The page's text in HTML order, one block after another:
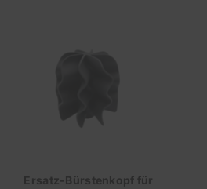
Ersatz-Bürstenkopf für